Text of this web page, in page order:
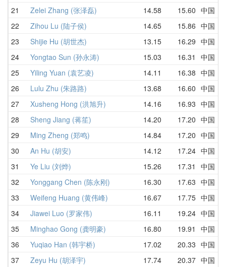
21
Zelei Zhang (张泽磊) 14.58 15.60 中国
22
Zihou Lu (陆子侯) 14.65 15.86 中国
23
Shijie Hu (胡世杰) 13.15 16.29 中国
24
Yongtao Sun (孙永涛) 15.03 16.31
中国
25
Yiling Yuan (袁艺凌) 14.11 16.38 中国
26
Lulu Zhu (朱路路) 13.68 16.60 中国
27
Xusheng Hong (洪旭升) 14.16 16.93 中国
28
Sheng Jiang (蒋笙) 14.20 17.20 中国
29
Ming Zheng (郑鸣) 14.84 17.20 中国
30
An Hu (胡安) 14.12 17.24 中国
31
Ye Liu (刘烨) 15.26 17.31
中国
32
Yonggang Chen (陈永刚) 16.30 17.63 中国
33
Weifeng Huang (黄伟峰) 16.67 17.75 中国
34
Jiawei Luo (罗家伟) 16.11 19.24 中国
35
Minghao Gong (龚明豪) 16.80 19.91
中国
36
Yuqiao Han (韩宇桥) 17.02 20.33 中国
37
Zeyu Hu (胡泽宇) 17.74 20.37 中国